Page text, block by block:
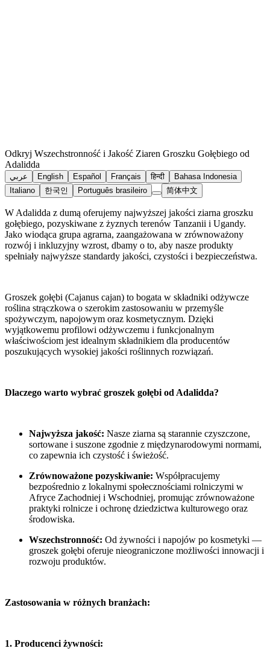
Odkryj Wszechstronność i Jakość Ziaren Groszku Gołębiego od
Adalidda
عربي English Español Français हिन्दी
Bahasa Indonesia
Italiano
한국인 Português brasileiro 简体中文
W Adalidda z dumą oferujemy najwyższej jakości ziarna groszku
gołębiego, pozyskiwane z żyznych terenów Tanzanii i Ugandy.
Jako wiodąca grupa agrarna, zaangażowana w zrównoważony
rozwój i inkluzyjny wzrost, dbamy o to, aby nasze produkty
spełniały najwyższe standardy jakości, czystości i bezpieczeństwa.
Groszek gołębi (Cajanus cajan) to bogata w składniki odżywcze
roślina strączkowa o szerokim zastosowaniu w przemyśle
spożywczym, napojowym oraz kosmetycznym. Dzięki
wyjątkowemu profilowi odżywczemu i funkcjonalnym
właściwościom jest idealnym składnikiem dla producentów
poszukujących wysokiej jakości roślinnych rozwiązań.
Dlaczego warto wybrać groszek gołębi od Adalidda?
Najwyższa jakość: Nasze ziarna są starannie czyszczone,
sortowane i suszone zgodnie z międzynarodowymi normami,
co zapewnia ich czystość i świeżość.
Zrównoważone pozyskiwanie: Współpracujemy
bezpośrednio z lokalnymi społecznościami rolniczymi w
Afryce Zachodniej i Wschodniej, promując zrównoważone
praktyki rolnicze i ochronę dziedzictwa kulturowego oraz
środowiska.
Wszechstronność: Od żywności i napojów po kosmetyki —
groszek gołębi oferuje nieograniczone możliwości innowacji i
rozwoju produktów.
Zastosowania w różnych branżach:
1. Producenci żywności: